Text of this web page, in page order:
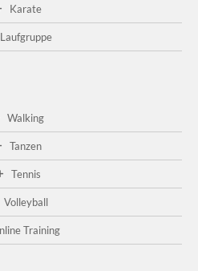
Karate
Laufgruppe
Walking
Tanzen
Tennis
Volleyball
Training